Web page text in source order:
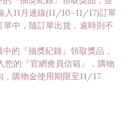
11月連線(11/10~11/17)訂單
中，隨訂單出貨，逾時則不
的『抽獎紀錄』領取獎品，
您的『官網會員信箱』，購物
購物金使用期限至11/17